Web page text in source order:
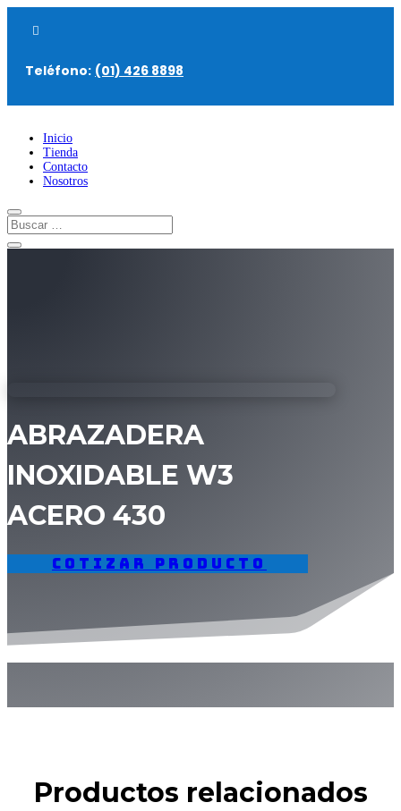

Teléfono: (01) 426 8898
Inicio
Tienda
Contacto
Nosotros
ABRAZADERA
INOXIDABLE W3
ACERO 430
Cotizar producto
Productos relacionados